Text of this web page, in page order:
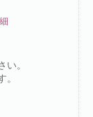
。